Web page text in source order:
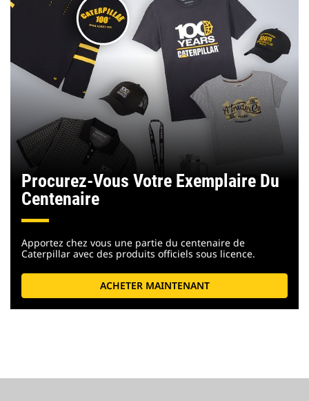
Procurez-Vous Votre Exemplaire Du
Centenaire
Apportez chez vous une partie du centenaire de
Caterpillar avec des produits officiels sous licence.
ACHETER MAINTENANT